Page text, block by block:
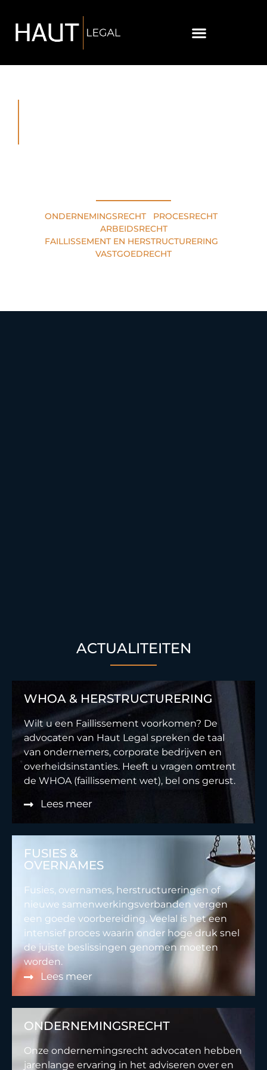
ONDERNEMINGSRECHT• PROCESRECHT•
ARBEIDSRECHT
FAILLISSEMENT EN HERSTRUCTURERING
VASTGOEDRECHT
ACTUALITEITEN
WHOA & HERSTRUCTURERING
Wilt u een Faillissement voorkomen? De
advocaten van Haut Legal spreken de taal
van ondernemers, corporate bedrijven en
overheidsinstanties. Heeft u vragen omtrent
de WHOA (faillissement wet), bel ons gerust.
Lees meer
FUSIES &
OVERNAMES
Fusies, overnames, herstructureringen of
nieuwe samenwerkingsverbanden vergen
een goede voorbereiding. Veelal is het een
intensief proces waarin onder hoge druk snel
de juiste beslissingen genomen moeten
worden.
Lees meer
ONDERNEMINGSRECHT
Onze ondernemingsrecht advocaten hebben
jarenlange ervaring in het adviseren over en